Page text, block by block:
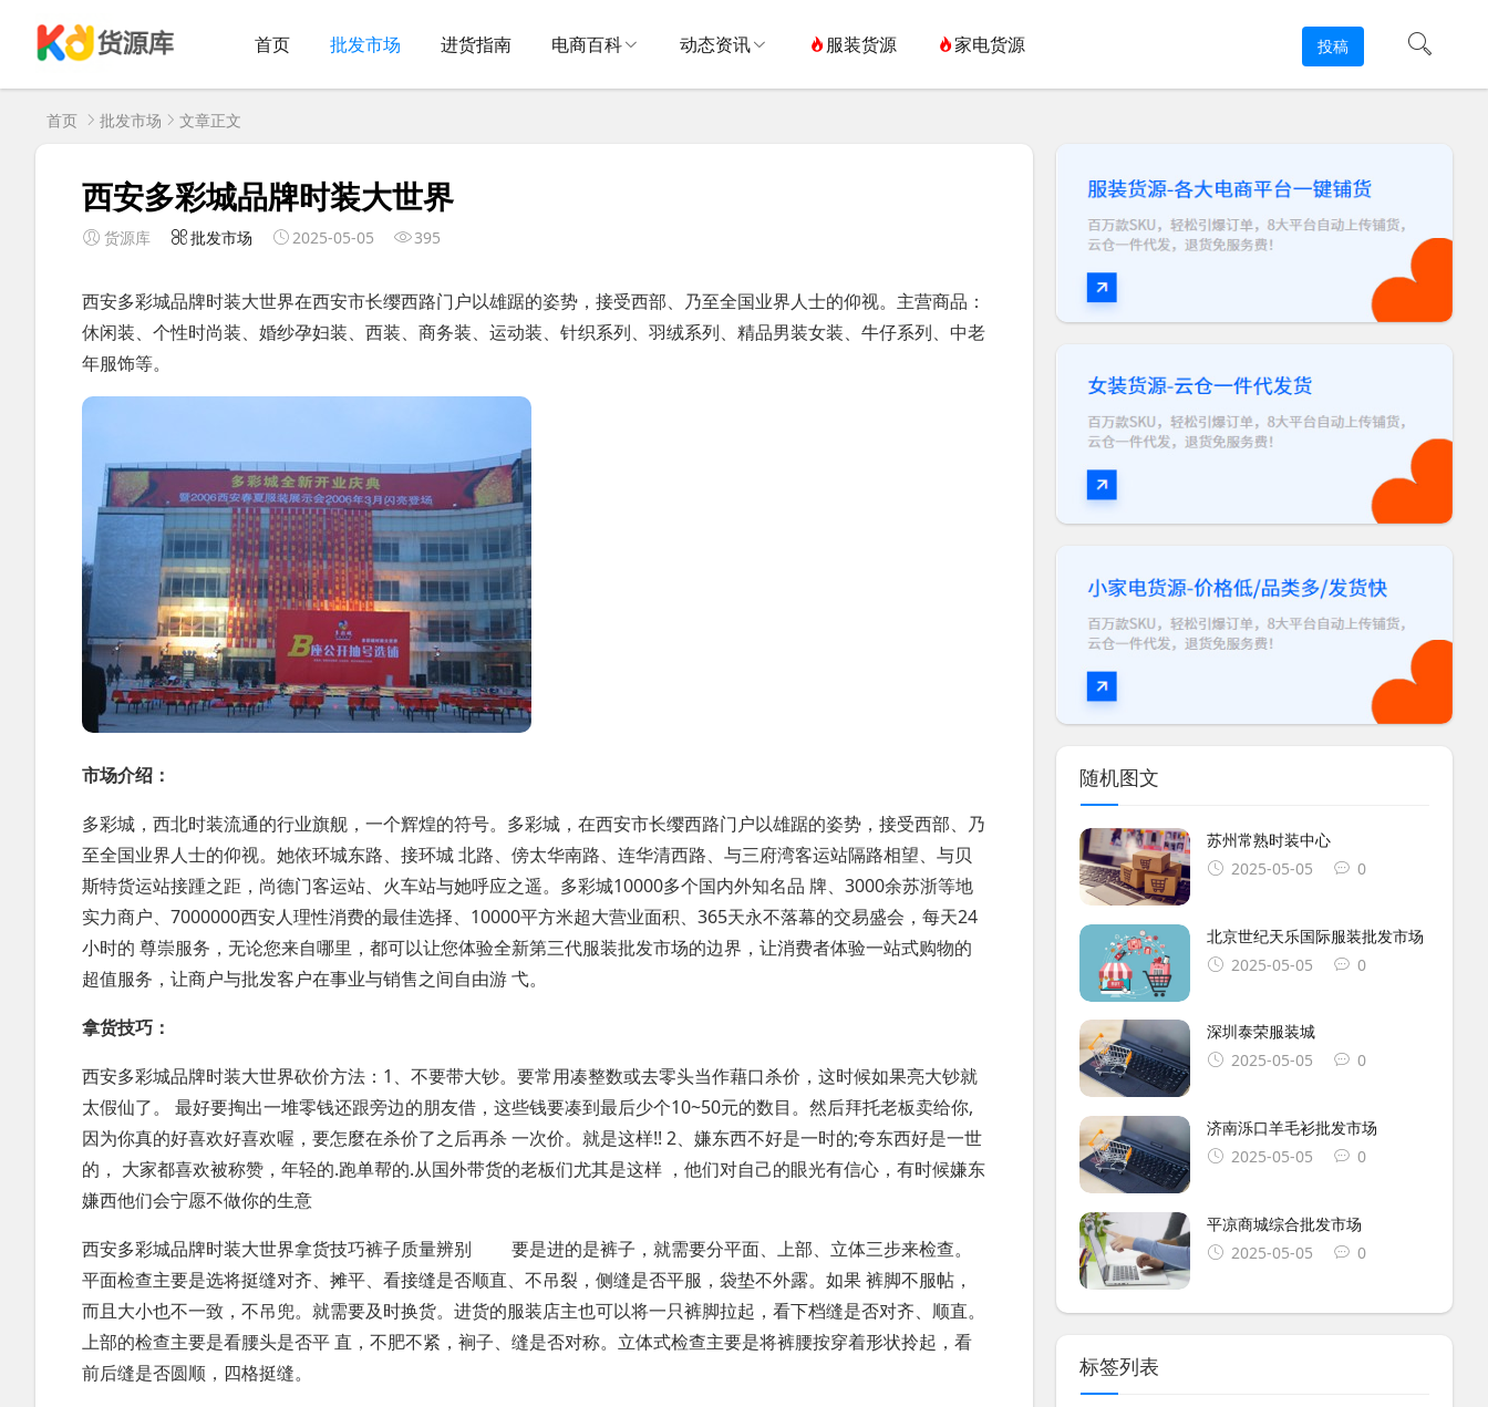
首页 批发市场 进货指南 电商百科 动态资讯 服装货源 家电货源 投稿
首页 批发市场 文章正文
西安多彩城品牌时装大世界
货源库 批发市场 2025-05-05 395
西安多彩城品牌时装大世界在西安市长缨西路门户以雄踞的姿势，接受西部、乃至全国业界人士的仰视。主营商品：
休闲装、个性时尚装、婚纱孕妇装、西装、商务装、运动装、针织系列、羽绒系列、精品男装女装、牛仔系列、中老
年服饰等。
市场介绍：
多彩城，西北时装流通的行业旗舰，一个辉煌的符号。多彩城，在西安市长缨西路门户以雄踞的姿势，接受西部、乃
至全国业界人士的仰视。她依环城东路、接环城 北路、傍太华南路、连华清西路、与三府湾客运站隔路相望、与贝
斯特货运站接踵之距，尚德门客运站、火车站与她呼应之遥。多彩城10000多个国内外知名品 牌、3000余苏浙等地
实力商户、7000000西安人理性消费的最佳选择、10000平方米超大营业面积、365天永不落幕的交易盛会，每天24
小时的 尊崇服务，无论您来自哪里，都可以让您体验全新第三代服装批发市场的边界，让消费者体验一站式购物的
超值服务，让商户与批发客户在事业与销售之间自由游 弋。
拿货技巧：
西安多彩城品牌时装大世界砍价方法：1、不要带大钞。要常用凑整数或去零头当作藉口杀价，这时候如果亮大钞就
太假仙了。 最好要掏出一堆零钱还跟旁边的朋友借，这些钱要凑到最后少个10~50元的数目。然后拜托老板卖给你,
因为你真的好喜欢好喜欢喔，要怎麼在杀价了之后再杀 一次价。就是这样!! 2、嫌东西不好是一时的;夸东西好是一世
的， 大家都喜欢被称赞，年轻的.跑单帮的.从国外带货的老板们尤其是这样 ，他们对自己的眼光有信心，有时候嫌东
嫌西他们会宁愿不做你的生意
西安多彩城品牌时装大世界拿货技巧裤子质量辨别 要是进的是裤子，就需要分平面、上部、立体三步来检查。
平面检查主要是选将挺缝对齐、摊平、看接缝是否顺直、不吊裂，侧缝是否平服，袋垫不外露。如果 裤脚不服帖，
而且大小也不一致，不吊兜。就需要及时换货。进货的服装店主也可以将一只裤脚拉起，看下档缝是否对齐、顺直。
上部的检查主要是看腰头是否平 直，不肥不紧，裥子、缝是否对称。立体式检查主要是将裤腰按穿着形状拎起，看
前后缝是否圆顺，四格挺缝。
随机图文
苏州常熟时装中心
2025-05-05
0
北京世纪天乐国际服装批发市场
2025-05-05
0
深圳泰荣服装城
2025-05-05
0
济南泺口羊毛衫批发市场
2025-05-05
0
平凉商城综合批发市场
2025-05-05
0
标签列表